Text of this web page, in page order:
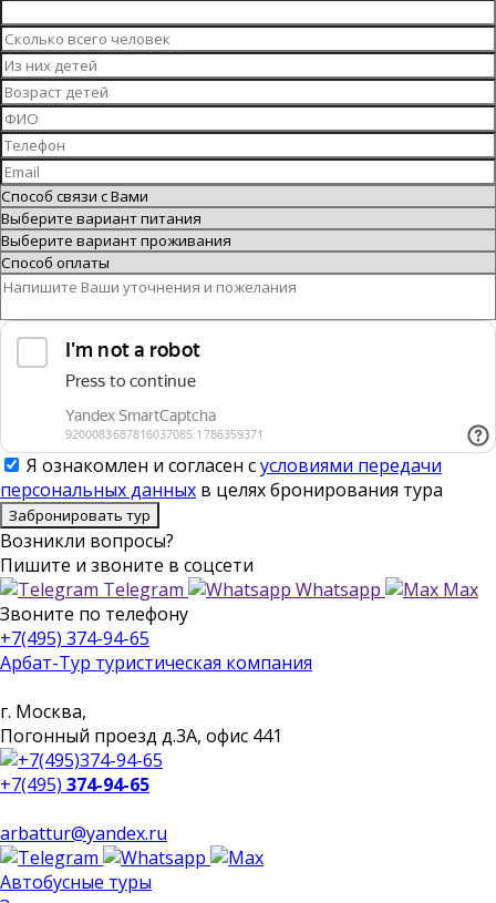
Я ознакомлен и согласен сусловиями передачи
персональных данных в целях бронирования тура
Забронировать тур
Возникли вопросы?
Пишите и звоните в соцсети
Telegram
Whatsapp
Max
Звоните по телефону
+7(495) 374-94-65
Арбат-Тур туристическая компания
г. Москва,
Погонный проезд д.3А, офис 441
+7(495) 374-94-65
arbattur@yandex.ru
Автобусные туры